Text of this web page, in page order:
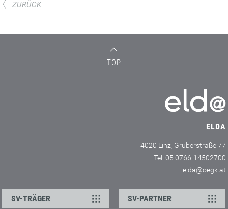
ZURÜCK
TOP
ELDA
4020 Linz, Gruberstraße 77
Tel: 05 0766-14502700
elda@oegk.at
SV-TRÄGER SV-PARTNER